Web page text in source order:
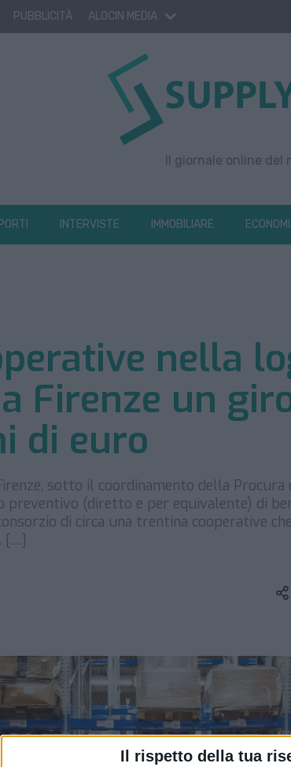
Il rispetto della tua
PUBBLICITÀ ALOCIN MEDIA
Il giornale online del
INTERVISTE IMMOBILIARE
nella
Firenze un
di euro
sotto il coordinamento della
preventivo (diretto e per equivalente) di
di circa una trentina cooperative
[…]